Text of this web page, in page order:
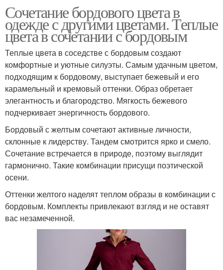
Сочетание бордового цвета в
одежде с другими цветами. Теплые
цвета в сочетании с бордовым
Теплые цвета в соседстве с бордовым создают
комфортные и уютные силуэты. Самым удачным цветом,
подходящим к бордовому, выступает бежевый и его
карамельный и кремовый оттенки. Образ обретает
элегантность и благородство. Мягкость бежевого
подчеркивает энергичность бордового.
Бордовый с желтым сочетают активные личности,
склонные к лидерству. Тандем смотрится ярко и смело.
Сочетание встречается в природе, поэтому выглядит
гармонично. Такие комбинации присущи поэтической
осени.
Оттенки желтого наделят теплом образы в комбинации с
бордовым. Комплекты привлекают взгляд и не оставят
вас незамеченной.